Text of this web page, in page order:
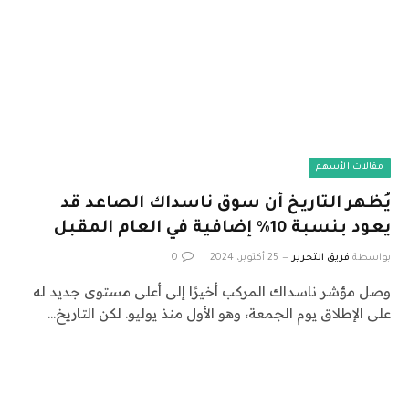
مقالات الأسهم
يُظهر التاريخ أن سوق ناسداك الصاعد قد
يعود بنسبة 10٪ إضافية في العام المقبل
بواسطة فريق التحرير 25 أكتوبر، 2024 0
وصل مؤشر ناسداك المركب أخيرًا إلى أعلى مستوى جديد له
على الإطلاق يوم الجمعة، وهو الأول منذ يوليو. لكن التاريخ…